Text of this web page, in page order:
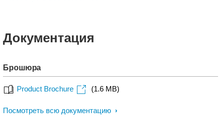
Документация
Брошюра
Product Brochure (1.6 MB)
Посмотреть всю документацию